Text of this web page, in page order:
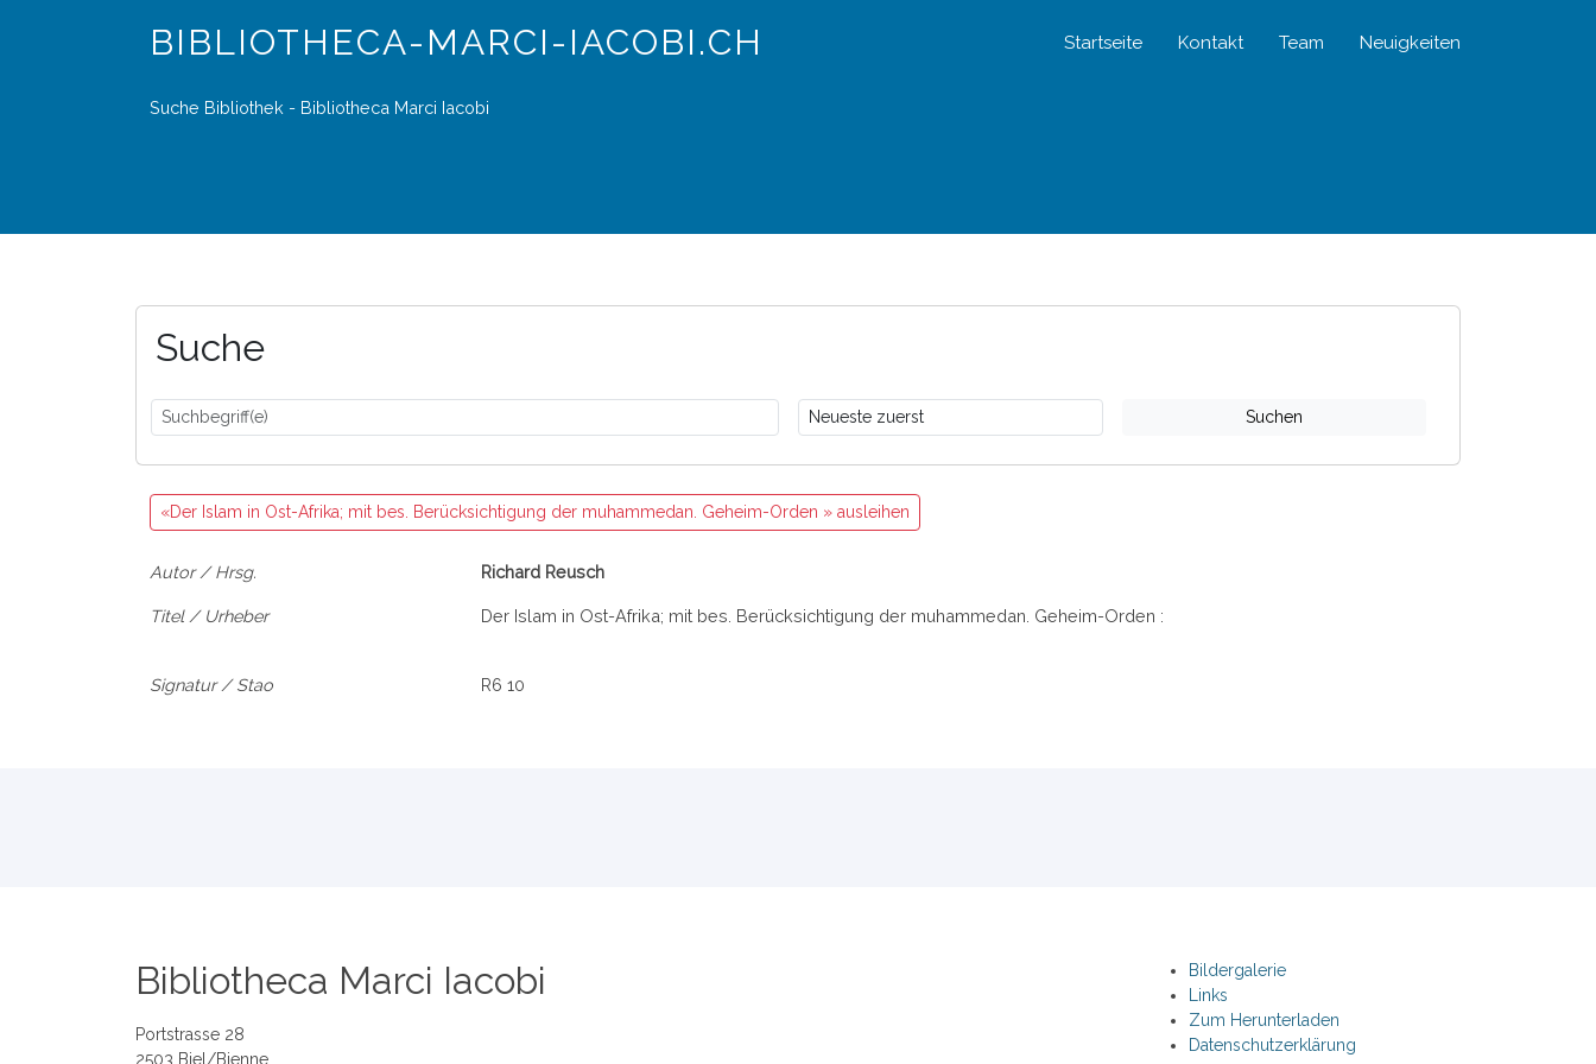
BIBLIOTHECA-MARCI-IACOBI.CH Startseite Kontakt Team Neuigkeiten
Suche Bibliothek - Bibliotheca Marci Iacobi
Suche
Suchen
«Der Islam in Ost-Afrika; mit bes. Berücksichtigung der muhammedan. Geheim-Orden » ausleihen
Autor / Hrsg. Richard Reusch
Titel / Urheber Der Islam in Ost-Afrika; mit bes. Berücksichtigung der muhammedan. Geheim-Orden :
Signatur / Stao R6 10
Bibliotheca Marci Iacobi
Portstrasse 28
2503 Biel/Bienne
Bildergalerie
Links
Zum Herunterladen
Datenschutzerklärung